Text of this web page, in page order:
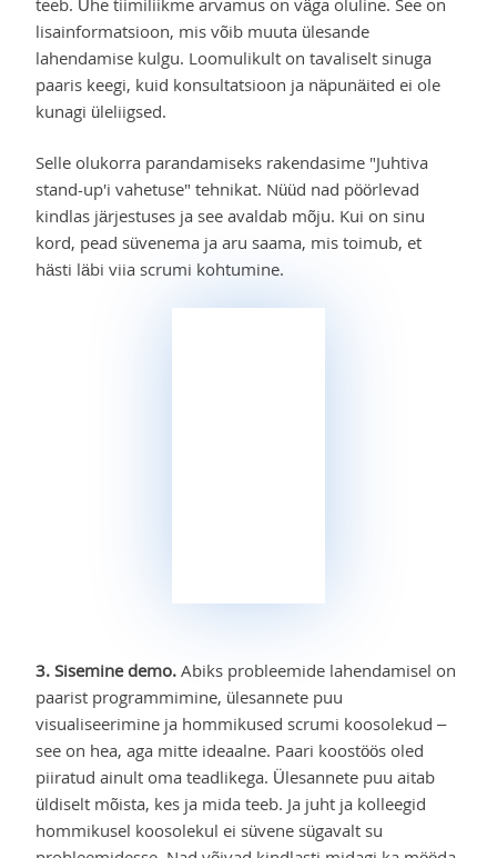
lisainformatsioon, mis võib muuta ülesande
lahendamise kulgu. Loomulikult on tavaliselt sinuga
paaris keegi, kuid konsultatsioon ja näpunäited ei ole
kunagi üleliigsed.
Selle olukorra parandamiseks rakendasime "Juhtiva
stand-up'i vahetuse" tehnikat. Nüüd nad pöörlevad
kindlas järjestuses ja see avaldab mõju. Kui on sinu
kord, pead süvenema ja aru saama, mis toimub, et
hästi läbi viia scrumi kohtumine.
3. Sisemine demo. Abiks probleemide lahendamisel on
paarist programmimine, ülesannete puu
visualiseerimine ja hommikused scrumi koosolekud –
see on hea, aga mitte ideaalne. Paari koostöös oled
piiratud ainult oma teadlikega. Ülesannete puu aitab
üldiselt mõista, kes ja mida teeb. Ja juht ja kolleegid
hommikusel koosolekul ei süvene sügavalt su